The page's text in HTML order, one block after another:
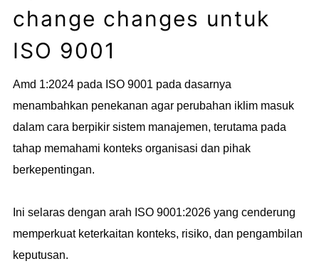
change changes untuk
ISO 9001
Amd 1:2024 pada ISO 9001 pada dasarnya
menambahkan penekanan agar perubahan iklim masuk
dalam cara berpikir sistem manajemen, terutama pada
tahap memahami konteks organisasi dan pihak
berkepentingan.
Ini selaras dengan arah ISO 9001:2026 yang cenderung
memperkuat keterkaitan konteks, risiko, dan pengambilan
keputusan.